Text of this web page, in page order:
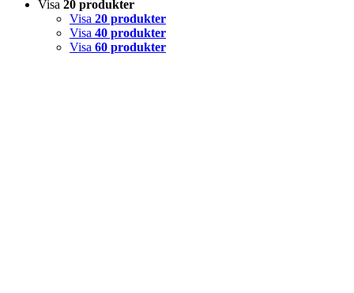
Visa 20 produkter
Visa 20 produkter
Visa 40 produkter
Visa 60 produkter